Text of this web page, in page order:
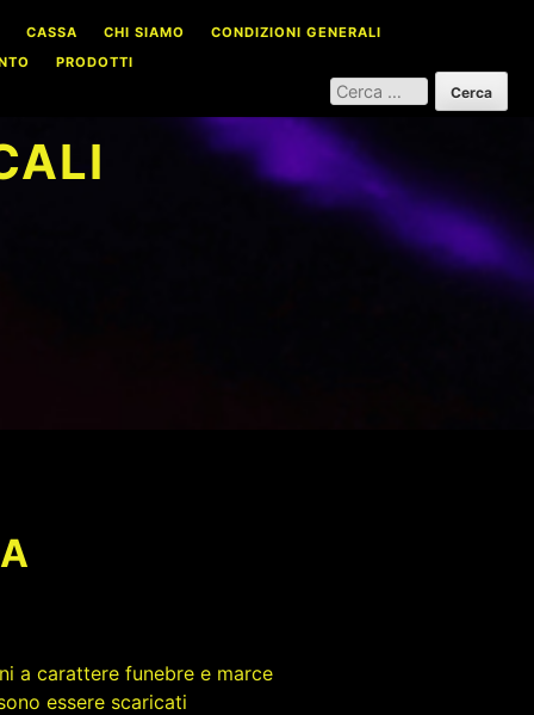
CASSA CHI SIAMO
CONDIZIONI GENERALI
PRODOTTI
RICERCA
PER:
a carattere funebre e marce
essere scaricati